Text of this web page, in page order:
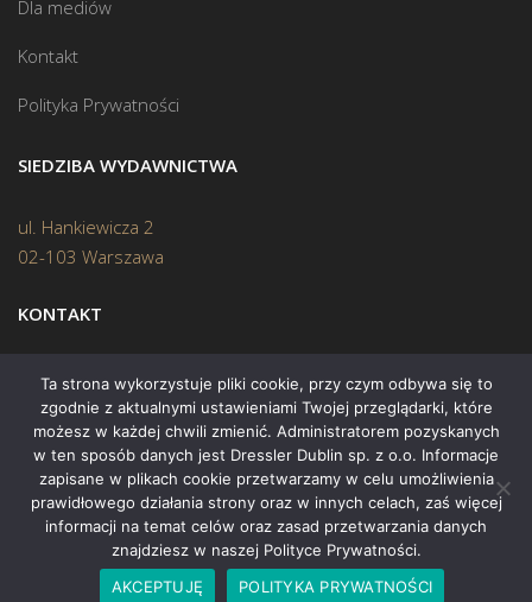
Dla mediów
Kontakt
Polityka Prywatności
SIEDZIBA WYDAWNICTWA
ul. Hankiewicza 2
02-103 Warszawa
KONTAKT
Biuro:(22) 45 70 402
Mail:biuro@swiatksiazki.pl
Copyright © 2015 Świat Książki. Wszelkie prawa zastrzeżone
Ta strona wykorzystuje pliki cookie, przy czym odbywa się to
zgodnie z aktualnymi ustawieniami Twojej przeglądarki, które
możesz w każdej chwili zmienić. Administratorem pozyskanych
w ten sposób danych jest Dressler Dublin sp. z o.o. Informacje
zapisane w plikach cookie przetwarzamy w celu umożliwienia
prawidłowego działania strony oraz w innych celach, zaś więcej
informacji na temat celów oraz zasad przetwarzania danych
znajdziesz w naszej Polityce Prywatności.
AKCEPTUJĘ
POLITYKA PRYWATNOŚCI